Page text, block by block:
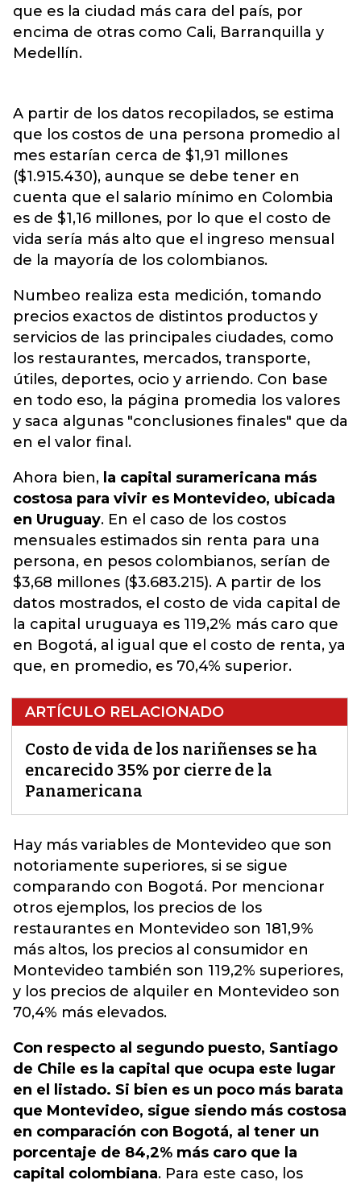
que es la ciudad más cara del país, por
encima de otras como Cali, Barranquilla y
Medellín.
A partir de los datos recopilados, se estima
que los costos de una persona promedio al
mes estarían cerca de $1,91 millones
($1.915.430), aunque se debe tener en
cuenta que el salario mínimo en Colombia
es de $1,16 millones, por lo que el costo de
vida sería más alto que el ingreso mensual
de la mayoría de los colombianos.
Numbeo realiza esta medición, tomando
precios exactos de distintos productos y
servicios de las principales ciudades, como
los restaurantes, mercados, transporte,
útiles, deportes, ocio y arriendo. Con base
en todo eso, la página promedia los valores
y saca algunas "conclusiones finales" que da
en el valor final.
Ahora bien, la capital suramericana más
costosa para vivir es Montevideo, ubicada
en Uruguay. En el caso de los costos
mensuales estimados sin renta para una
persona, en pesos colombianos, serían de
$3,68 millones ($3.683.215). A partir de los
datos mostrados, el costo de vida capital de
la capital uruguaya es 119,2% más caro que
en Bogotá, al igual que el costo de renta, ya
que, en promedio, es 70,4% superior.
ARTÍCULO RELACIONADO
Costo de vida de los nariñenses se ha
encarecido 35% por cierre de la
Panamericana
Hay más variables de Montevideo que son
notoriamente superiores, si se sigue
comparando con Bogotá. Por mencionar
otros ejemplos, los precios de los
restaurantes en Montevideo son 181,9%
más altos, los precios al consumidor en
Montevideo también son 119,2% superiores,
y los precios de alquiler en Montevideo son
70,4% más elevados.
Con respecto al segundo puesto, Santiago
de Chile es la capital que ocupa este lugar
en el listado. Si bien es un poco más barata
que Montevideo, sigue siendo más costosa
en comparación con Bogotá, al tener un
porcentaje de 84,2% más caro que la
capital colombiana. Para este caso, los